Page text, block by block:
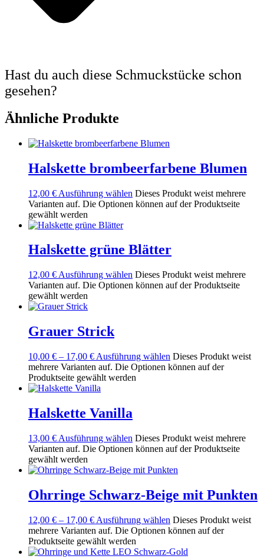
Hast du auch diese Schmuckstücke schon
gesehen?
Ähnliche Produkte
Halskette brombeerfarbene Blumen
12,00 € Ausführung wählen Dieses Produkt weist mehrere
Varianten auf. Die Optionen können auf der Produktseite
gewählt werden
Halskette grüne Blätter
12,00 € Ausführung wählen Dieses Produkt weist mehrere
Varianten auf. Die Optionen können auf der Produktseite
gewählt werden
Grauer Strick
10,00 € – 17,00 € Ausführung wählen Dieses Produkt weist
mehrere Varianten auf. Die Optionen können auf der
Produktseite gewählt werden
Halskette Vanilla
13,00 € Ausführung wählen Dieses Produkt weist mehrere
Varianten auf. Die Optionen können auf der Produktseite
gewählt werden
Ohrringe Schwarz-Beige mit Punkten
12,00 € – 17,00 € Ausführung wählen Dieses Produkt weist
mehrere Varianten auf. Die Optionen können auf der
Produktseite gewählt werden